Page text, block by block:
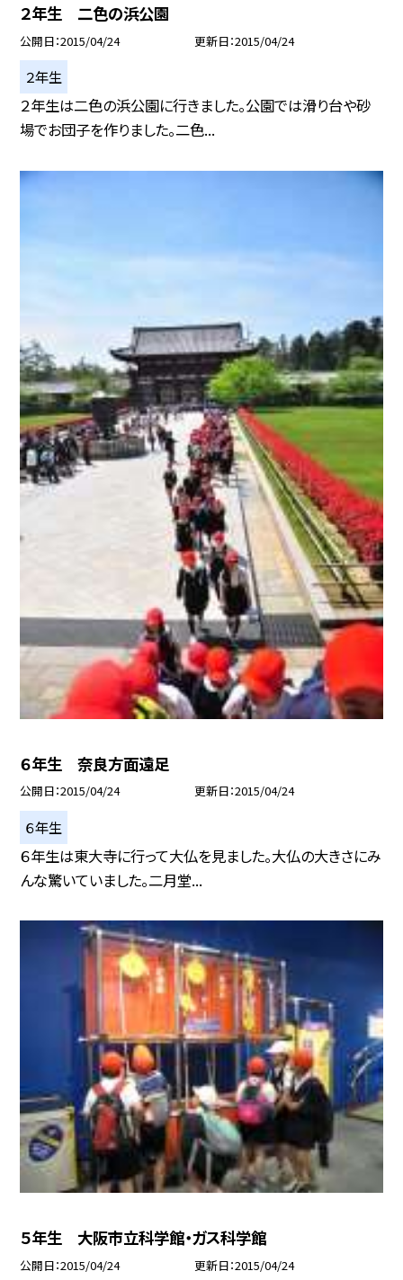
２年生 二色の浜公園
公開日 2015/04/24 更新日 2015/04/24
２年生
２年生は二色の浜公園に行きました。公園では滑り台や砂
場でお団子を作りました。二色...
６年生 奈良方面遠足
公開日 2015/04/24 更新日 2015/04/24
６年生
６年生は東大寺に行って大仏を見ました。大仏の大きさにみ
んな驚いていました。二月堂...
５年生 大阪市立科学館・ガス科学館
公開日 2015/04/24 更新日 2015/04/24